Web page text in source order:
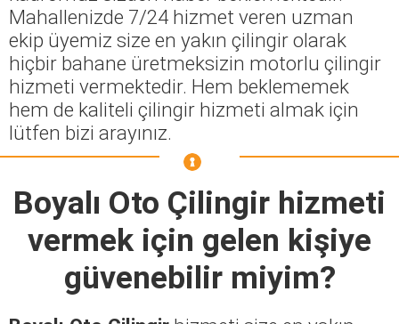
Mahallenizde 7/24 hizmet veren uzman
ekip üyemiz size en yakın çilingir olarak
hiçbir bahane üretmeksizin motorlu çilingir
hizmeti vermektedir. Hem beklememek
hem de kaliteli çilingir hizmeti almak için
lütfen bizi arayınız.
Boyalı Oto Çilingir hizmeti
vermek için gelen kişiye
güvenebilir miyim?